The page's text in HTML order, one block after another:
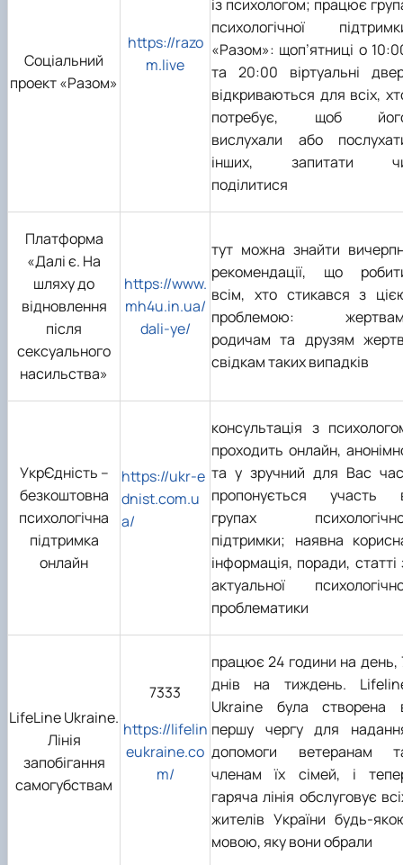
Соціальний
проект «Разом»
https://razo
m.live
із психологом; працює
психологічної
«Разом»: щоп’ятниці о
та 20:00 віртуальні
відкриваються для всіх,
потребує, щоб
вислухали або
інших, запитати
поділитися
Платформа
«Далі є. На
шляху до
відновлення
після
сексуального
насильства»
https://www.
mh4u.in.ua/
dali-ye/
тут можна знайти
рекомендації, що
всім, хто стикався з
проблемою:
родичам та друзям
свідкам таких випадків
УкрЄдність –
безкоштовна
психологічна
підтримка
онлайн
https://ukr-e
dnist.com.u
a/
консультація з
проходить онлайн,
та у зручний для Вас
пропонується участь
групах
підтримки; наявна
інформація, поради, статті
актуальної
проблематики
LifeLine Ukraine.
Лінія
запобігання
самогубствам
7333
https://lifelin
eukraine.co
m/
працює 24 години на день,
днів на тиждень.
Ukraine була створена
першу чергу для
допомоги ветеранам
членам їх сімей, і
гаряча лінія обслуговує
жителів України будь-
мовою, яку вони обрали